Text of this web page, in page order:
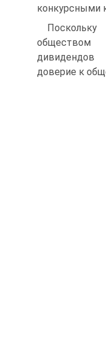
конкурсными
обществом
доверие к